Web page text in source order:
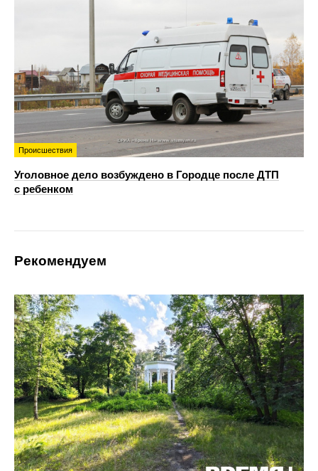
Происшествия
Уголовное дело возбуждено в Городце после ДТП
с ребенком
Рекомендуем